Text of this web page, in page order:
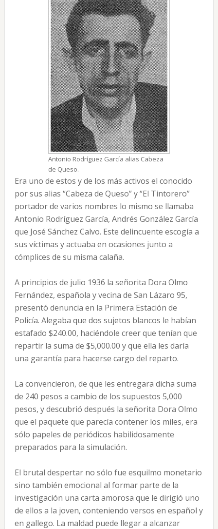
Antonio Rodríguez García alias Cabeza
de Queso.
Era uno de estos y de los más activos el conocido
por sus alias “Cabeza de Queso” y “El Tintorero”
portador de varios nombres lo mismo se llamaba
Antonio Rodríguez García, Andrés González García
que José Sánchez Calvo. Este delincuente escogía a
sus víctimas y actuaba en ocasiones junto a
cómplices de su misma calaña.
A principios de julio 1936 la señorita Dora Olmo
Fernández, española y vecina de San Lázaro 95,
presentó denuncia en la Primera Estación de
Policía. Alegaba que dos sujetos blancos le habían
estafado $240.00, haciéndole creer que tenían que
repartir la suma de $5,000.00 y que ella les daría
una garantía para hacerse cargo del reparto.
La convencieron, de que les entregara dicha suma
de 240 pesos a cambio de los supuestos 5,000
pesos, y descubrió después la señorita Dora Olmo
que el paquete que parecía contener los miles, era
sólo papeles de periódicos habilidosamente
preparados para la simulación.
El brutal despertar no sólo fue esquilmo monetario
sino también emocional al formar parte de la
investigación una carta amorosa que le dirigió uno
de ellos a la joven, conteniendo versos en español y
en gallego. La maldad puede llegar a alcanzar